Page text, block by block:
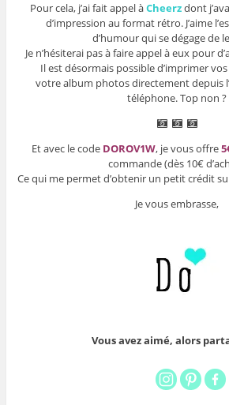
Pour cela, j’ai fait appel àCheerzdont
d’impression au format rétro. J’aime
d’humour qui se dégage de
Je n’hésiterai pas à faire appel à eux pour
Il est désormais possible d’imprimer
votre album photos directement depuis
téléphone. Top non ?
Et avec le code DOROV1W, je vous offre
commande (dès 10€
Ce qui me permet d’obtenir un petit crédit
Je vous embrasse,
Vous avez aimé, alors